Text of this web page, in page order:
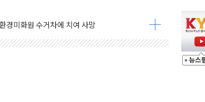
미화원 수거차에 치여 사망
…60대 남성 2명 숨져
트 전복…1명 사망·1명 실종
참석..."국제적 시민 연대로 목소리 내야"